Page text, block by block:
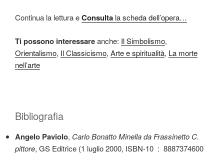
Continua la lettura eConsulta la scheda dell’opera…
Ti possono interessareanche: Il Simbolismo,
Orientalismo, Il Classicismo, Arte e spiritualità, La morte
nell’arte
Bibliografia
Angelo Paviolo, Carlo Bonatto Minella da Frassinetto C.
pittore, GS Editrice (1 luglio 2000, ISBN-10 ‏ : ‎ 8887374600